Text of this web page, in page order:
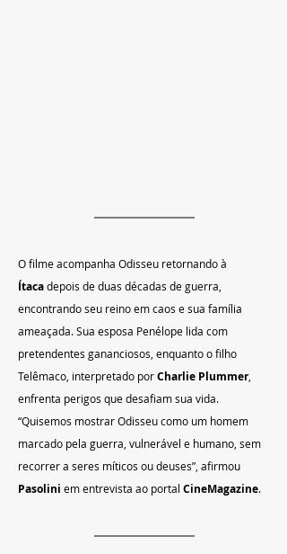
O filme acompanha Odisseu retornando à
Ítaca depois de duas décadas de guerra,
encontrando seu reino em caos e sua família
ameaçada. Sua esposa Penélope lida com
pretendentes gananciosos, enquanto o filho
Telêmaco, interpretado por Charlie Plummer,
enfrenta perigos que desafiam sua vida.
“Quisemos mostrar Odisseu como um homem
marcado pela guerra, vulnerável e humano, sem
recorrer a seres míticos ou deuses”, afirmou
Pasolini em entrevista ao portal CineMagazine.